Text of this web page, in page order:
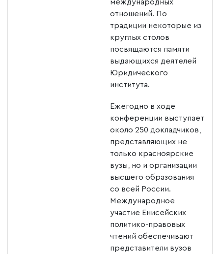
международных
отношений. По
традиции некоторые из
круглых столов
посвящаются памяти
выдающихся деятелей
Юридического
института.
Ежегодно в ходе
конференции выступает
около 250 докладчиков,
представляющих не
только красноярские
вузы, но и организации
высшего образования
со всей России.
Международное
участие Енисейских
политико-правовых
чтений обеспечивают
представители вузов